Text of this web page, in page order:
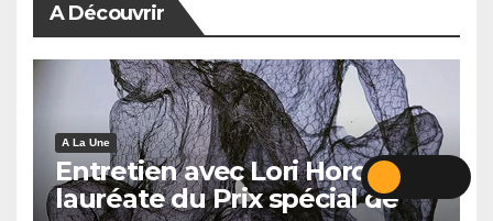
A Découvrir
A La Une
Entretien avec Lori Horowitz,
lauréate du Prix spécial de